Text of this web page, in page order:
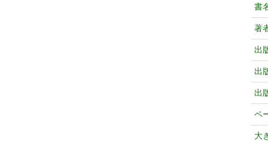
書
著
出
出
出
ペ
大